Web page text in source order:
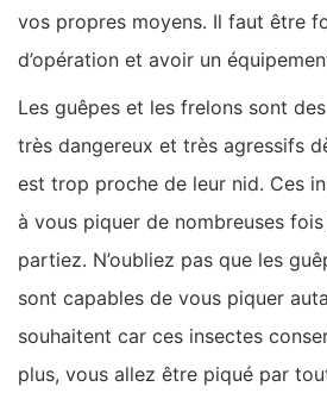
vos propres moyens. Il faut être
d’opération et avoir un
Les guêpes et les frelons sont
très dangereux et très agressifs
est trop proche de leur nid. Ces
à vous piquer de nombreuses fois
partiez. N’oubliez pas que les
sont capables de vous piquer
souhaitent car ces insectes
plus, vous allez être piqué par